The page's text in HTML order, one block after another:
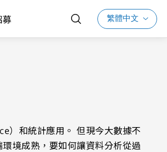
募 繁體中文
）和統計應用。 但現今大數據不
境成熟，要如何讓資料分析從過